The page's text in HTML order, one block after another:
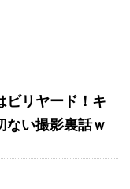
ビリヤード！キ
ない撮影裏話ｗ